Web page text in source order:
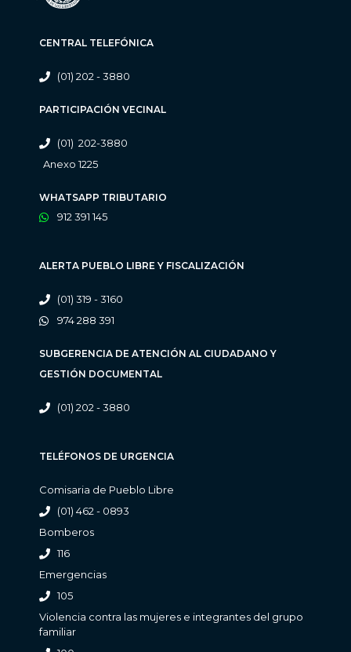
CENTRAL TELEFÓNICA
(01) 202 - 3880
PARTICIPACIÓN VECINAL
(01) 202-3880
Anexo 1225
WHATSAPP TRIBUTARIO
912 391 145
ALERTA PUEBLO LIBRE Y FISCALIZACIÓN
(01) 319 - 3160
974 288 391
SUBGERENCIA DE ATENCIÓN AL CIUDADANO Y
GESTIÓN DOCUMENTAL
(01) 202 - 3880
TELÉFONOS DE URGENCIA
Comisaria de Pueblo Libre
(01) 462 - 0893
Bomberos
116
Emergencias
105
Violencia contra las mujeres e integrantes del grupo
familiar